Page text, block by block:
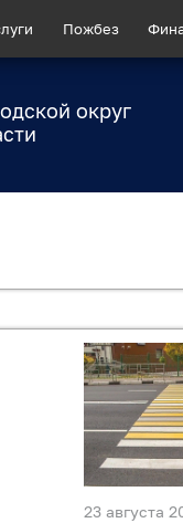
Пожбез
округ
23 августа